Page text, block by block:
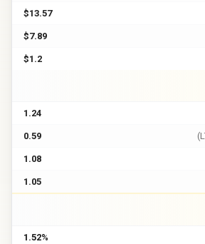
$13.57
$7.89
$1.2
1.24
0.59
1.08
1.05
1.52%